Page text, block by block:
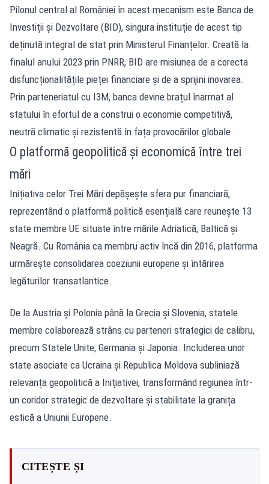
Pilonul central al României în acest mecanism este Banca de
Investiții și Dezvoltare (BID), singura instituție de acest tip
deținută integral de stat prin Ministerul Finanțelor. Creată la
finalul anului 2023 prin PNRR, BID are misiunea de a corecta
disfuncționalitățile pieței financiare și de a sprijini inovarea.
Prin parteneriatul cu I3M, banca devine brațul înarmat al
statului în efortul de a construi o economie competitivă,
neutră climatic și rezistentă în fața provocărilor globale.
O platformă geopolitică și economică între trei
mări
Inițiativa celor Trei Mări depășește sfera pur financiară,
reprezentând o platformă politică esențială care reunește 13
state membre UE situate între mările Adriatică, Baltică și
Neagră. Cu România ca membru activ încă din 2016, platforma
urmărește consolidarea coeziunii europene și întărirea
legăturilor transatlantice.
De la Austria și Polonia până la Grecia și Slovenia, statele
membre colaborează strâns cu parteneri strategici de calibru,
precum Statele Unite, Germania și Japonia. Includerea unor
state asociate ca Ucraina și Republica Moldova subliniază
relevanța geopolitică a Inițiativei, transformând regiunea într-
un coridor strategic de dezvoltare și stabilitate la granița
estică a Uniunii Europene.
CITEȘTE ȘI